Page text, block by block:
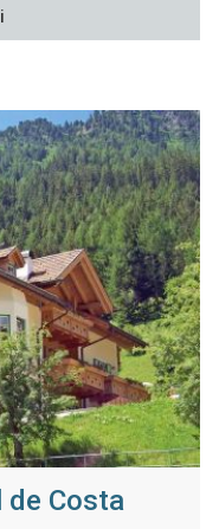
de Costa